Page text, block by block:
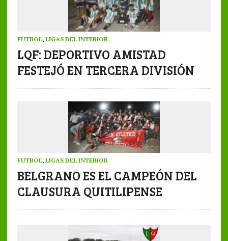
FUTBOL, LIGAS DEL INTERIOR
LQF: DEPORTIVO AMISTAD
FESTEJÓ EN TERCERA DIVISIÓN
FUTBOL, LIGAS DEL INTERIOR
BELGRANO ES EL CAMPEÓN DEL
CLAUSURA QUITILIPENSE